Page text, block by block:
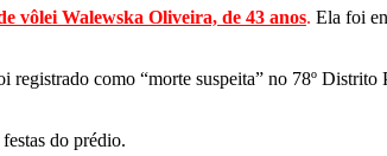
vôlei Walewska Oliveira, de 43 anos. Ela foi
como “morte suspeita” no 78º
do prédio.